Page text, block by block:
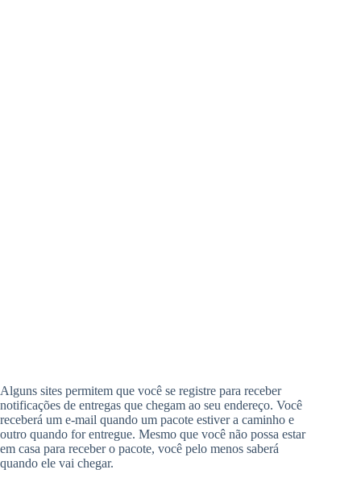
Alguns sites permitem que você se registre para receber
notificações de entregas que chegam ao seu endereço. Você
receberá um e-mail quando um pacote estiver a caminho e
outro quando for entregue. Mesmo que você não possa estar
em casa para receber o pacote, você pelo menos saberá
quando ele vai chegar.